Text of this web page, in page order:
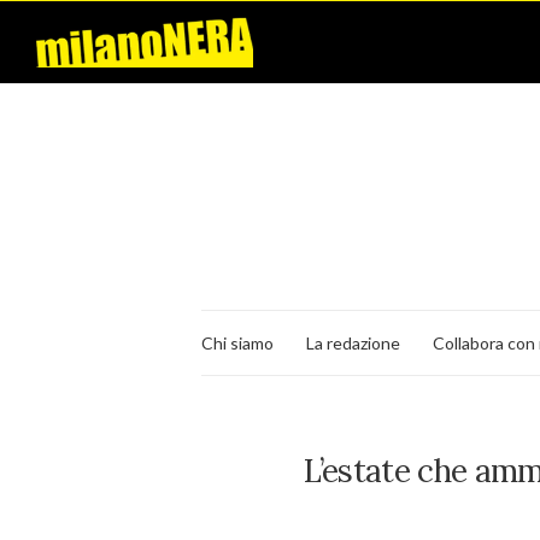
Chi siamo La redazione Collabora con
L’estate che